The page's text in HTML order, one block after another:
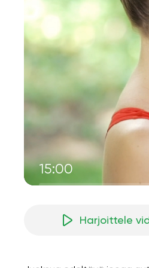
15:00
Harjoittele